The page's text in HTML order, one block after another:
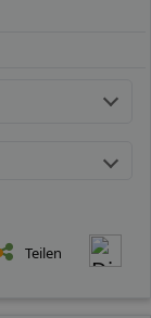
Teilen